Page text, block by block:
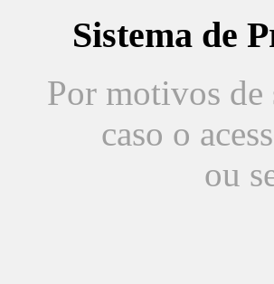
Sistema de
Por motivos de
caso o
ou